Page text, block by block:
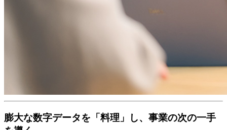
膨大な数字データを「料理」し、事業の次の一手